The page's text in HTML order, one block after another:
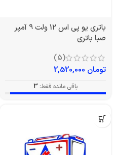
باتری یو پی اس 12 ولت 9 آمپر
صبا باتری
(5)
تومان
باقی مانده فقط: 3